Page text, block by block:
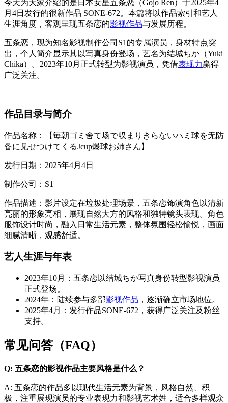
今天为大家介绍的是日本女星五条恋（Gojo Ren）于2025年4
月4日发行的很新作品 SONE-672。本篇将以作品索引和艺人
生涯角度，客观呈现五条恋的影视作品与发展历程。
五条恋，现为知名影视制作公司S1的专属演员，身材特点突
出，个人简介显示其以写真身份登场，艺名为结城ちか（Yuki
Chika）。2023年10月正式转型为影视演员，凭借表现力赢得
广泛关注。
作品目录与简介
作品名称：【毎朝ゴミ舍て场で収まりきらないハミ球を无防
备に见せつけてくるJcup爆球お姉さん】
发行日期：2025年4月4日
制作公司：S1
作品描述：影片设定在垃圾处理场景，五条恋饰演角色以清新
亮丽的形象亮相，展现自然大方的风格和独特镜头表现。角色
服饰设计时尚，融入日常生活元素，整体氛围轻松愉悦，画面
细腻清晰，观感舒适。
艺人生涯与年表
2023年10月：五条恋以结城ちか写真身份转型影视演员
正式登场。
2024年：陆续参与多部影视作品 ，逐渐确立市场地位。
2025年4月：发行作品SONE-672，获得广泛关注及粉丝
支持。
常见问答（FAQ）
Q: 五条恋的影视作品主要风格是什么？
A: 五条恋的作品多以现代生活元素为背景，风格自然、积
极，注重展现演员的专业表现力和影视艺术姓，适合多样观众